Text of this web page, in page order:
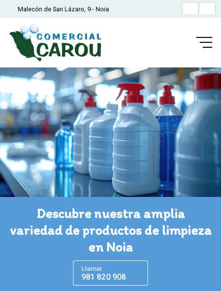
Malecón de San Lázaro, 9 - Noia
Descubre nuestra amplia
variedad de productos de limpieza
en Noia
Llamar
981 820 908